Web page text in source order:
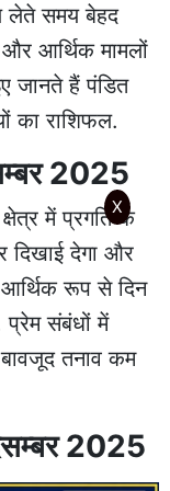
लेते समय बेहद
और आर्थिक मामलों
जानते हैं पंडित
का राशिफल.
2025
में प्रगति के
देगा और
आर्थिक रूप से दिन
संबंधों में
तनाव कम
2025
X